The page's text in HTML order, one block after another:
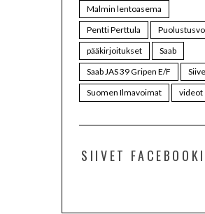
Malmin lentoasema
Pentti Perttula
pääkirjoitukset
Saab
Saab JAS 39 Gripen E/F
Suomen Ilmavoimat
videot
SIIVET